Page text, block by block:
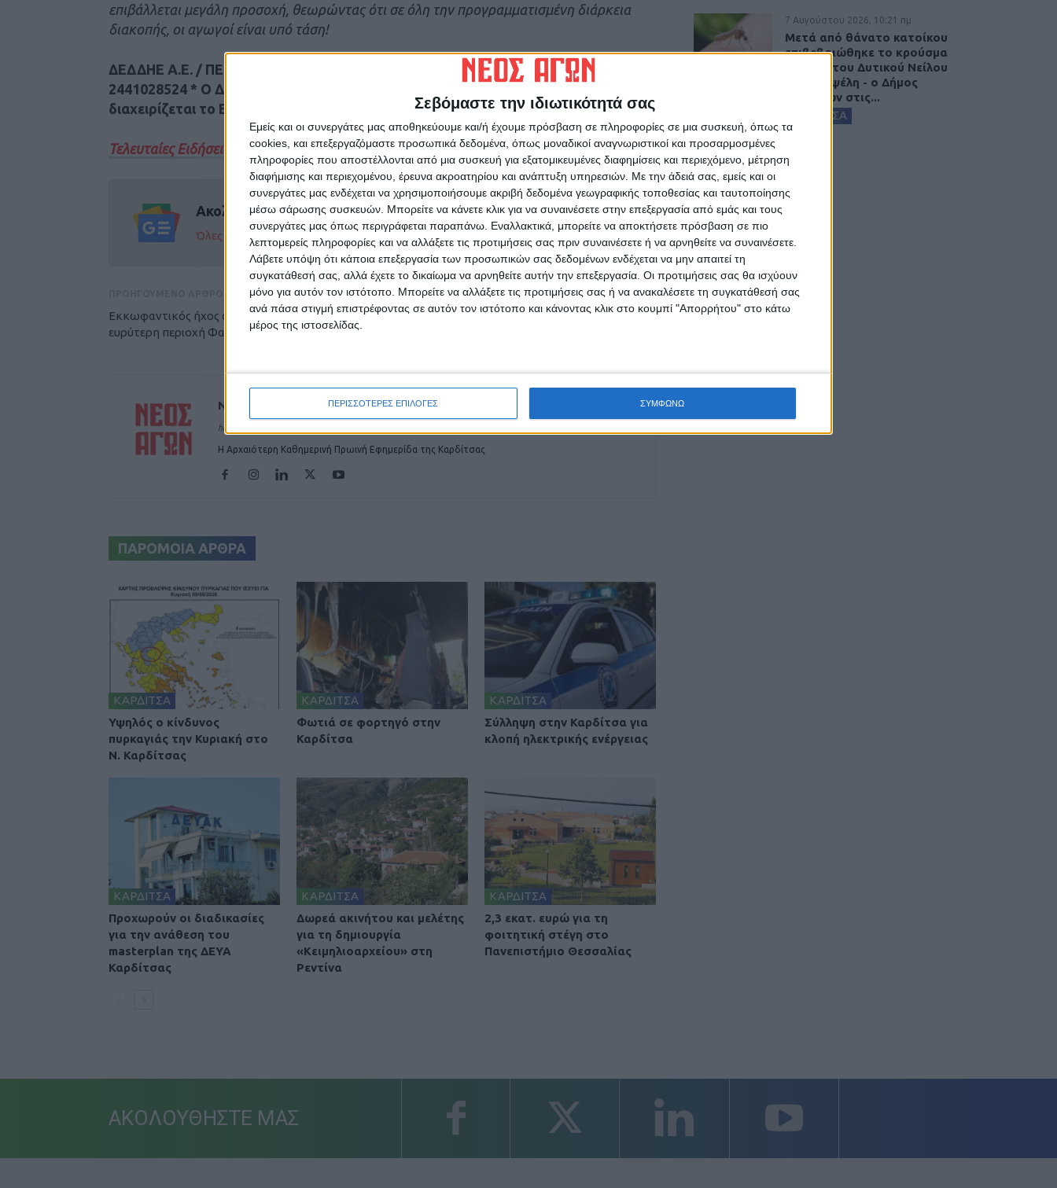
Σεβόμαστε την ιδιωτικότητά σας
Εμείς και οι συνεργάτες μας αποθηκεύουμε και/ή έχουμε πρόσβαση σε πληροφορίες σε μια συσκευή, όπως τα
cookies, και επεξεργαζόμαστε προσωπικά δεδομένα, όπως μοναδικοί αναγνωριστικοί και προσαρμοσμένες
πληροφορίες που αποστέλλονται από μια συσκευή για εξατομικευμένες διαφημίσεις και περιεχόμενο, μέτρηση
διαφήμισης και περιεχομένου, έρευνα ακροατηρίου και ανάπτυξη υπηρεσιών. Με την άδειά σας, εμείς και οι
συνεργάτες μας ενδέχεται να χρησιμοποιήσουμε ακριβή δεδομένα γεωγραφικής τοποθεσίας και ταυτοποίησης
μέσω σάρωσης συσκευών. Μπορείτε να κάνετε κλικ για να συναινέσετε στην επεξεργασία από εμάς και τους
συνεργάτες μας όπως περιγράφεται παραπάνω. Εναλλακτικά, μπορείτε να αποκτήσετε πρόσβαση σε πιο
λεπτομερείς πληροφορίες και να αλλάξετε τις προτιμήσεις σας πριν συναινέσετε ή να αρνηθείτε να συναινέσετε.
Λάβετε υπόψη ότι κάποια επεξεργασία των προσωπικών σας δεδομένων ενδέχεται να μην απαιτεί τη
συγκατάθεσή σας, αλλά έχετε το δικαίωμα να αρνηθείτε αυτήν την επεξεργασία. Οι προτιμήσεις σας θα ισχύουν
μόνο για αυτόν τον ιστότοπο. Μπορείτε να αλλάξετε τις προτιμήσεις σας ή να ανακαλέσετε τη συγκατάθεσή σας
ανά πάσα στιγμή επιστρέφοντας σε αυτόν τον ιστότοπο και κάνοντας κλικ στο κουμπί "Απορρήτου" στο κάτω
μέρος της ιστοσελίδας.
ΠΕΡΙΣΣΟΤΕΡΕΣ ΕΠΙΛΟΓΕΣ ΣΥΜΦΩΝΩ
επιβάλλεται μεγάλη προσοχή, θεωρώντας ότι σε όλη την προγραμματισμένη διάρκεια
διακοπής, οι αγωγοί είναι υπό τάση!
ΔΕΔΔΗΕ Α.Ε. / ΠΕΡΙΟΧΗ ΚΑΡΔΙΤΣΑΣ Ν. ΤΕΜΠΟΝΕΡΑ 32 – ΚΑΡΔΙΤΣΑ – ΤΗΛ.
2441028524 * Ο ΔΕΔΔΗΕ είναι 51% θυγατρική εταιρία της ΔΕΗ Α.Ε. που
διαχειρίζεται το Ελληνικό Δίκτυο Διανομής Ηλεκτρικής Ενέργειας
Τελευταίες Ειδήσεις Σήμερα
Ακολούθησε την εφημερίδα ΝΕΟΣ ΑΓΩΝ στο Google News!
Όλες οι εξελίξεις στην περιοχή της Καρδίτσας και ευρύτερα της Θεσσαλίας
Εκκωφαντικός ήχος αναστάτωσε την
ευρύτερη περιοχή Φαρσάλων
ΕΠΟΜΕΝΟ ΑΡΘΡΟ
Συνεδρίαση του Επιμελητηρίου Καρδίτσας στο
ΝΕΟΣ ΑΓΩΝ
https://neosagon.gr
Η Αρχαιότερη Καθημερινή Πρωινή Εφημερίδα της Καρδίτσας
ΠΑΡΟΜΟΙΑ ΑΡΘΡΑ
ΚΑΡΔΙΤΣΑ
Υψηλός ο κίνδυνος
πυρκαγιάς την Κυριακή στο
Ν. Καρδίτσας
ΚΑΡΔΙΤΣΑ
Φωτιά σε φορτηγό στην
Καρδίτσα
ΚΑΡΔΙΤΣΑ
Σύλληψη στην Καρδίτσα για
κλοπή ηλεκτρικής ενέργειας
ΚΑΡΔΙΤΣΑ
Προχωρούν οι διαδικασίες
για την ανάθεση του
masterplan της ΔΕΥΑ
Καρδίτσας
ΚΑΡΔΙΤΣΑ
Δωρεά ακινήτου και μελέτης
για τη δημιουργία
«Κειμηλιοαρχείου» στη
Ρεντίνα
ΚΑΡΔΙΤΣΑ
2,3 εκατ. ευρώ για τη
φοιτητική στέγη στο
Πανεπιστήμιο Θεσσαλίας
7 Αυγούστου 2026, 10:21 πμ
Μετά από θάνατο κατοίκου
επιβεβαιώθηκε το κρούσμα
του ιού του Δυτικού Νείλου
στην Κυψέλη - ο Δήμος
Σοφάδων στις...
ΚΑΡΔΙΤΣΑ
ΑΚΟΛΟΥΘΗΣΤΕ ΜΑΣ